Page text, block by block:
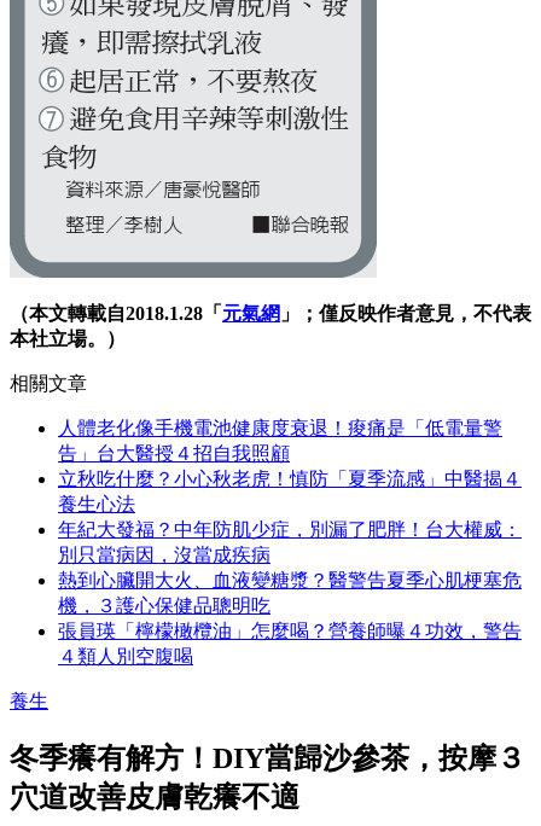
（本文轉載自2018.1.28「 元氣網 」；僅反映作者意見，不代表
本社立場。）
相關文章
人體老化像手機電池健康度衰退！痠痛是「低電量警
告」台大醫授４招自我照顧
立秋吃什麼？小心秋老虎！慎防「夏季流感」中醫揭４
養生心法
年紀大發福？中年防肌少症，別漏了肥胖！台大權威：
別只當病因，沒當成疾病
熱到心臟開大火、血液變糖漿？醫警告夏季心肌梗塞危
機，３護心保健品聰明吃
張員瑛「檸檬橄欖油」怎麼喝？營養師曝４功效，警告
４類人別空腹喝
養生
冬季癢有解方！DIY當歸沙參茶，按摩３
穴道改善皮膚乾癢不適